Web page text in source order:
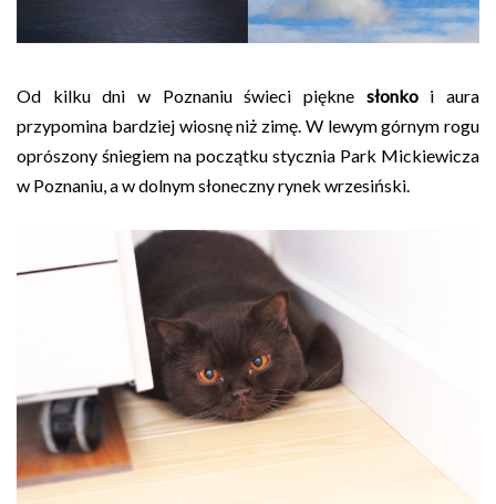
Od kilku dni w Poznaniu świeci piękne słonko i aura
przypomina bardziej wiosnę niż zimę. W lewym górnym rogu
oprószony śniegiem na początku stycznia Park Mickiewicza
w Poznaniu, a w dolnym słoneczny rynek wrzesiński.